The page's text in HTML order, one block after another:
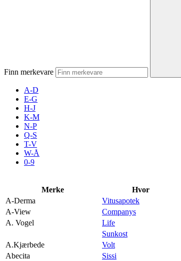
Mat og drikke
Merker
Inspirasjon
Finn merkevare
A-D
E-G
H-J
K-M
N-P
Q-S
T-V
W-Å
0-9
Merke
Hvor
A-Derma
Vitusapotek
A-View
Companys
A. Vogel
Life
Sunkost
A.Kjærbede
Volt
Abecita
Sissi